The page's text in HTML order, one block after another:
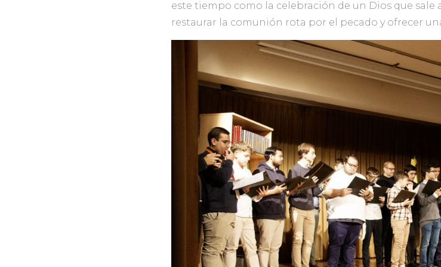
este tiempo como la celebración de un Dios que
restaurar la comunión rota por el pecado y ofrecer